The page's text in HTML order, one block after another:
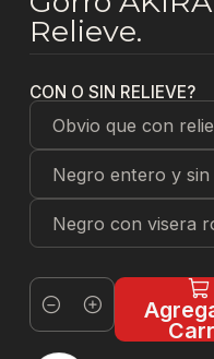
Relieve.
CON O SIN RELIEVE?
Obvio que con
Negro entero y sin
Negro con visera
Cantidad